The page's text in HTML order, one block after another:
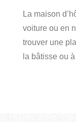
La maison
voiture ou en
trouver une
la bâtisse ou à